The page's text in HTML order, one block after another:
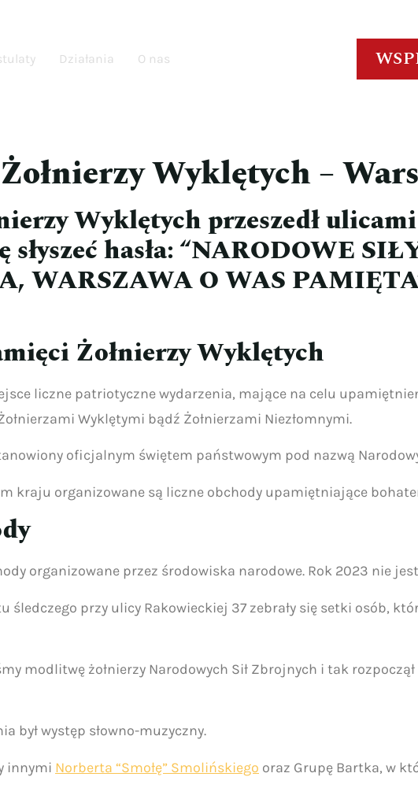
Działania O nas
Wyklętych –
Wyklętych przeszedł
słyszeć hasła: “NARODOWE
WARSZAWA O WAS
Żołnierzy Wyklętych
liczne patriotyczne wydarzenia, mające na celu
Wyklętymi bądź Żołnierzami Niezłomnymi.
oficjalnym świętem państwowym pod nazwą
kraju organizowane są liczne obchody upamiętniające
organizowane przez środowiska narodowe. Rok 2023 nie
śledczego przy ulicy Rakowieckiej 37 zebrały się setki osób,
modlitwę żołnierzy Narodowych Sił Zbrojnych i tak rozpoczął
był występ słowno-muzyczny.
innymi Norberta “Smołę” Smolińskiego oraz Grupę Bartka, w